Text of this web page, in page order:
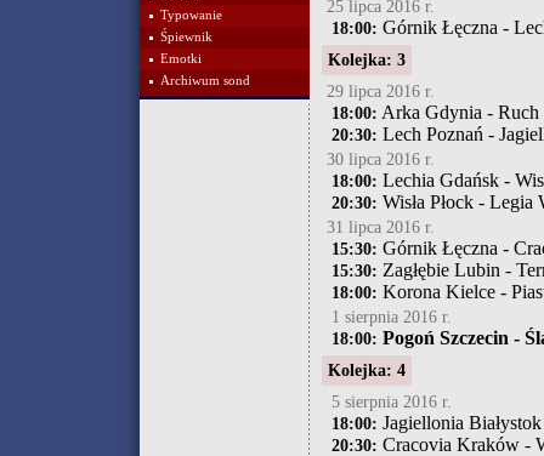
Typowanie
Śpiewnik
Emotki
Archiwum sond
25 lipca 2016 r.
18:00: Górnik Łęczna -
Kolejka: 3
29 lipca 2016 r.
18:00: Arka Gdynia -
20:30: Lech Poznań -
30 lipca 2016 r.
18:00: Lechia Gdańsk -
20:30: Wisła Płock - Legia
31 lipca 2016 r.
15:30: Górnik Łęczna -
15:30: Zagłębie Lubin -
18:00: Korona Kielce -
1 sierpnia 2016 r.
18:00: Pogoń Szczecin -
Kolejka: 4
5 sierpnia 2016 r.
18:00: Jagiellonia
20:30: Cracovia Kraków -